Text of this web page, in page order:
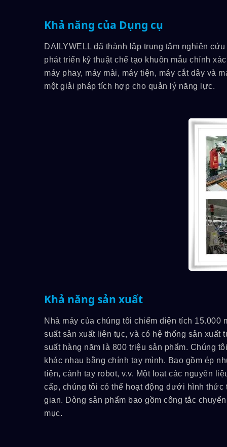
Khả năng của Dụng cụ
DAILYWELL đã thành lập trung tâm nghiên
phát triển kỹ thuật chế tạo khuôn mẫu chính
máy phay, máy mài, máy tiện, máy cắt dây và
một giải pháp tích hợp cho quản lý năng lực.
Khả năng sản xuất
Nhà máy của chúng tôi chiếm diện tích
suất sản xuất liên tục, và có hệ thống sản
suất hàng năm là 800 triệu sản phẩm. Chúng
khác nhau bằng chính tay mình. Bao gồm ép
tiện, cánh tay robot, v.v. Một loạt các nguyên
cấp, chúng tôi có thể hoạt động dưới hình
gian. Dòng sản phẩm bao gồm công tắc
mục.